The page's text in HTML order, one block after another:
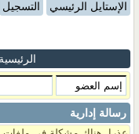
الإستايل الرئيسي التسجيل
الرئيسية
رسالة إدارية